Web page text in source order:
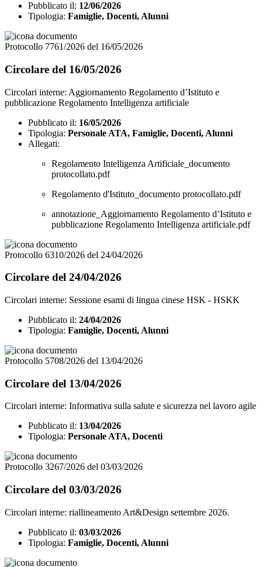
Pubblicato il: 12/06/2026
Tipologia: Famiglie, Docenti, Alunni
Protocollo 7761/2026 del 16/05/2026
Circolare del 16/05/2026
Circolari interne: Aggiornamento Regolamento d’Istituto e
pubblicazione Regolamento Intelligenza artificiale
Pubblicato il: 16/05/2026
Tipologia: Personale ATA, Famiglie, Docenti, Alunni
Allegati:
Regolamento Intelligenza Artificiale_documento
protocollato.pdf
Regolamento d'Istituto_documento protocollato.pdf
annotazione_Aggiornamento Regolamento d’Istituto e
pubblicazione Regolamento Intelligenza artificiale.pdf
Protocollo 6310/2026 del 24/04/2026
Circolare del 24/04/2026
Circolari interne: Sessione esami di lingua cinese HSK - HSKK
Pubblicato il: 24/04/2026
Tipologia: Famiglie, Docenti, Alunni
Protocollo 5708/2026 del 13/04/2026
Circolare del 13/04/2026
Circolari interne: Informativa sulla salute e sicurezza nel lavoro agile
Pubblicato il: 13/04/2026
Tipologia: Personale ATA, Docenti
Protocollo 3267/2026 del 03/03/2026
Circolare del 03/03/2026
Circolari interne: riallineamento Art&Design settembre 2026.
Pubblicato il: 03/03/2026
Tipologia: Famiglie, Docenti, Alunni